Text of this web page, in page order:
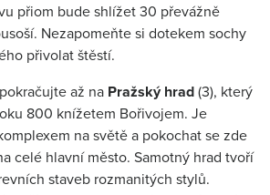
přiom bude shlížet 30 převážně
Nezapomeňte si dotekem sochy
přivolat štěstí.
až na Pražský hrad (3), který
800 knížetem Bořivojem. Je
na světě a pokochat se zde
celé hlavní město. Samotný hrad tvoří
staveb rozmanitých stylů.